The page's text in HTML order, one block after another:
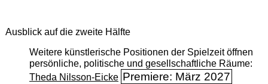
Ausblick auf die zweite Hälfte
Weitere künstlerische Positionen der Spielzeit öffnen
persönliche, politische und gesellschaftliche Räume:
Theda Nilsson-Eicke Premiere: März 2027